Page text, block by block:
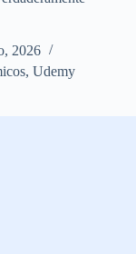
2026
, Udemy